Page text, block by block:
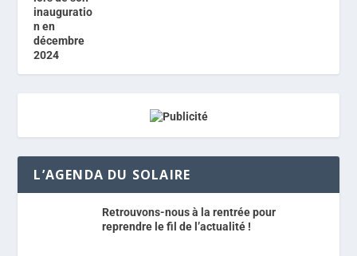
L’AGENDA DU SOLAIRE
Retrouvons-nous à la rentrée pour
reprendre le fil de l’actualité !